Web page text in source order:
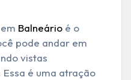
Balneário é o
pode andar em
vistas
é uma atração